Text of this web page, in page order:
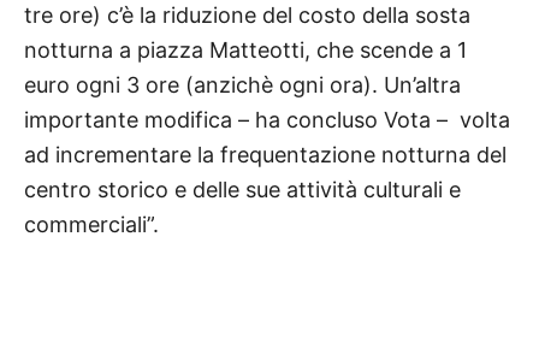
tre ore) c’è la riduzione del costo della sosta
notturna a piazza Matteotti, che scende a 1
euro ogni 3 ore (anzichè ogni ora). Un’altra
importante modifica – ha concluso Vota – volta
ad incrementare la frequentazione notturna del
centro storico e delle sue attività culturali e
commerciali”.